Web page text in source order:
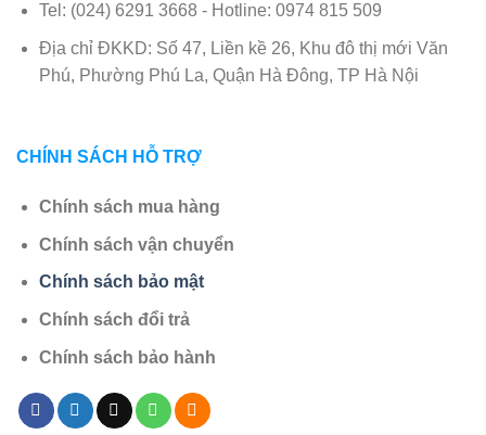
Tel: (024) 6291 3668 - Hotline: 0974 815 509
Địa chỉ ĐKKD: Số 47, Liền kề 26, Khu đô thị mới Văn
Phú, Phường Phú La, Quận Hà Đông, TP Hà Nội
CHÍNH SÁCH HỖ TRỢ
Chính sách mua hàng
Chính sách vận chuyển
Chính sách bảo mật
Chính sách đổi trả
Chính sách bảo hành